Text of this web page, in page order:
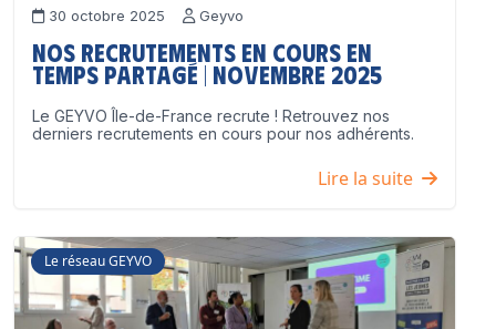
30 octobre 2025 Geyvo
Nos recrutements en cours en
temps partagé | Novembre 2025
Le GEYVO Île-de-France recrute ! Retrouvez nos
derniers recrutements en cours pour nos adhérents.
Lire la suite
Le réseau GEYVO